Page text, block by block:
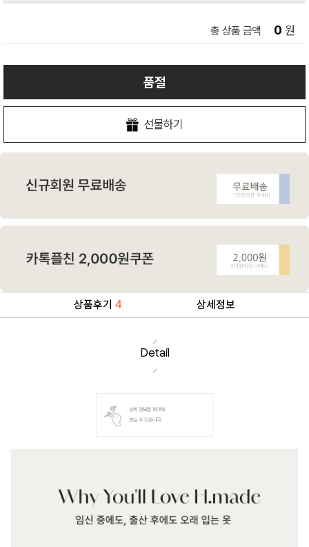
총 상품 금액 0 원
품절
선물하기
상품후기 4 상세정보
Detail
상세 정보를 확대해
보실 수 있습니다.